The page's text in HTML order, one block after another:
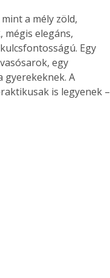
a mély zöld,
mégis elegáns,
Egy
egy
gyerekeknek. A
is legyenek –